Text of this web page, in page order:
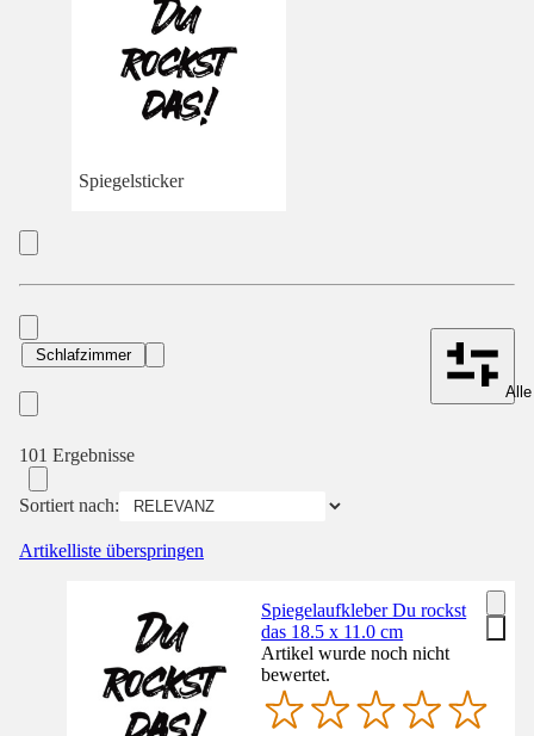
Spiegelsticker
Schlafzimmer
101 Ergebnisse
Sortiert nach:
Artikelliste überspringen
Spiegelaufkleber Du rockst
das 18.5 x 11.0 cm
Artikel wurde noch nicht
bewertet.